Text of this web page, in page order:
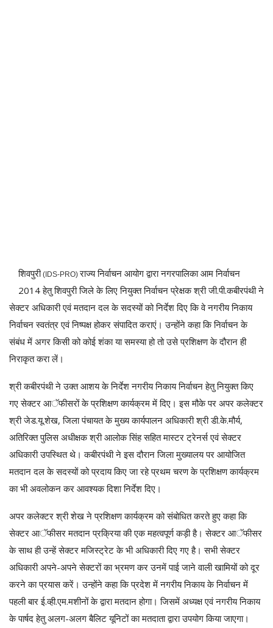
शिवपुरी (IDS-PRO)राज्य निर्वाचन आयोग द्वारा नगरपालिका आम निर्वाचन
2014 हेतु शिवपुरी जिले के लिए नियुक्त निर्वाचन प्रेक्षक श्री जी.पी.कबीरपंथी ने
सेक्टर अधिकारी एवं मतदान दल के सदस्यों को निर्देश दिए कि वे नगरीय निकाय
निर्वाचन स्वतंत्र एवं निष्पक्ष होकर संपादित कराएं। उन्होंने कहा कि निर्वाचन के
संबंध में अगर किसी को कोई शंका या समस्या हो तो उसे प्रशिक्षण के दौरान ही
निराकृत करा लें।
श्री कबीरपंथी ने उक्त आशय के निर्देश नगरीय निकाय निर्वाचन हेतु नियुक्त किए
गए सेक्टर आॅफीसरों के प्रशिक्षण कार्यक्रम में दिए। इस मौके पर अपर कलेक्टर
श्री जेड.यू.शेख, जिला पंचायत के मुख्य कार्यपालन अधिकारी श्री डी.के.मौर्य,
अतिरिक्त पुलिस अधीक्षक श्री आलोक सिंह सहित मास्टर ट्रेनर्स एवं सेक्टर
अधिकारी उपस्थित थे। कबीरपंथी ने इस दौरान जिला मुख्यालय पर आयोजित
मतदान दल के सदस्यों को प्रदाय किए जा रहे प्रथम चरण के प्रशिक्षण कार्यक्रम
का भी अवलोकन कर आवश्यक दिशा निर्देश दिए।
अपर कलेक्टर श्री शेख ने प्रशिक्षण कार्यक्रम को संबोधित करते हुए कहा कि
सेक्टर आॅफीसर मतदान प्रक्रिया की एक महत्वपूर्ण कड़ी है। सेक्टर आॅफीसर
के साथ ही उन्हें सेक्टर मजिस्ट्रेट के भी अधिकारी दिए गए है। सभी सेक्टर
अधिकारी अपने-अपने सेक्टरों का भ्रमण कर उनमें पाई जाने वाली खामियों को दूर
करने का प्रयास करें। उन्होंने कहा कि प्रदेश में नगरीय निकाय के निर्वाचन में
पहली बार ई.व्ही.एम.मशीनों के द्वारा मतदान होगा। जिसमें अध्यक्ष एवं नगरीय निकाय
के पार्षद हेतु अलग-अलग बैलिट यूनिटों का मतदाता द्वारा उपयोग किया जाएगा।